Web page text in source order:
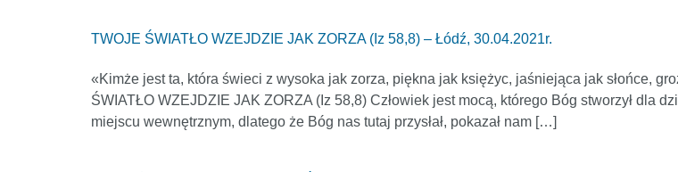
TWOJE ŚWIATŁO WZEJDZIE JAK ZORZA (Iz 58,8) – Łódź, 30.04.2021r.
«Kimże jest ta, która świeci z wysoka jak zorza, piękna jak księżyc, jaśniejąca jak słońce,
ŚWIATŁO WZEJDZIE JAK ZORZA (Iz 58,8) Człowiek jest mocą, którego Bóg stworzył dla
miejscu wewnętrznym, dlatego że Bóg nas tutaj przysłał, pokazał nam […]